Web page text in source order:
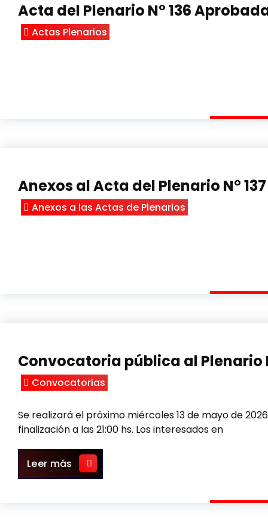
Acta del Plenario N° 136
Actas Plenarios
Anexos al Acta del Plenario N° 137
Anexos a las Actas de Plenarios
Convocatoria pública al Plenario
Convocatorias
Se realizará el próximo miércoles 13 de mayo de
finalización a las 21:00 hs. Los interesados en
Leer más Convocatoria pública al Plenario N°